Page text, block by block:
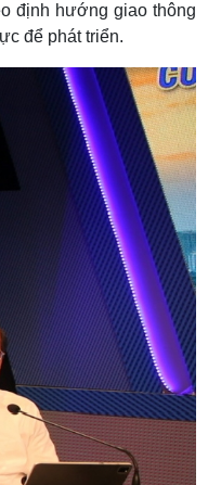
định hướng giao thông
để phát triển.